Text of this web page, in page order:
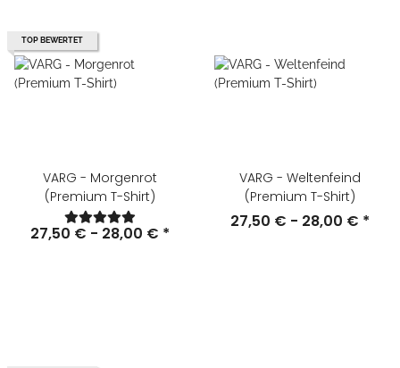
TOP BEWERTET
VARG - Morgenrot
(Premium T-Shirt)
27,50 € - 28,00 € *
VARG - Weltenfeind
(Premium T-Shirt)
27,50 € - 28,00 € *